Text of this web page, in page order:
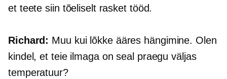
et teete siin tõeliselt rasket tööd.
Richard: Muu kui lõkke ääres hängimine. Olen
kindel, et teie ilmaga on seal praegu väljas
temperatuur?